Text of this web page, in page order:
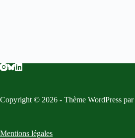
Copyright © 2026 - Thème WordPress par
Mentions légales